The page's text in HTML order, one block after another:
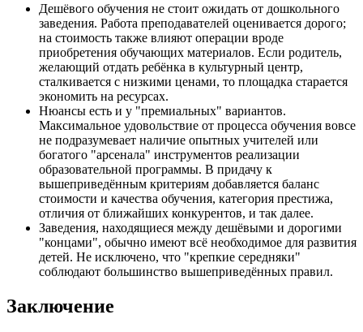
Дешёвого обучения не стоит ожидать от дошкольного
заведения. Работа преподавателей оценивается дорого;
на стоимость также влияют операции вроде
приобретения обучающих материалов. Если родитель,
желающий отдать ребёнка в культурный центр,
сталкивается с низкими ценами, то площадка старается
экономить на ресурсах.
Нюансы есть и у "премиальных" вариантов.
Максимальное удовольствие от процесса обучения вовсе
не подразумевает наличие опытных учителей или
богатого "арсенала" инструментов реализации
образовательной программы. В придачу к
вышеприведённым критериям добавляется баланс
стоимости и качества обучения, категория престижа,
отличия от ближайших конкурентов, и так далее.
Заведения, находящиеся между дешёвыми и дорогими
"концами", обычно имеют всё необходимое для развития
детей. Не исключено, что "крепкие середняки"
соблюдают большинство вышеприведённых правил.
Заключение